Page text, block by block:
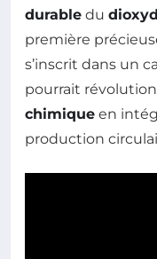
durable du
première
s’inscrit dans un
pourrait
chimique en
production